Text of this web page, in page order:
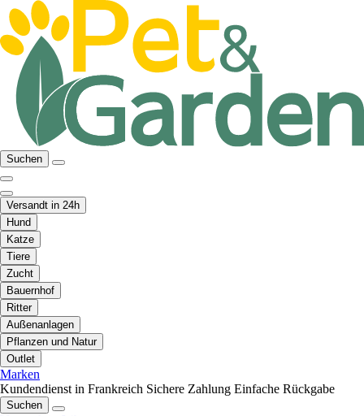
Suchen
Versandt in 24h
Hund
Katze
Tiere
Zucht
Bauernhof
Ritter
Außenanlagen
Pflanzen und Natur
Outlet
Marken
Kundendienst in Frankreich Sichere Zahlung Einfache Rückgabe
Suchen